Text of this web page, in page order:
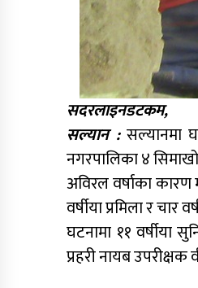
सदरलाइनडटकम,
सल्यान :सल्यानमा
नगरपालिका ४
अविरल वर्षाका कारण
वर्षीया प्रमिला र
घटनामा ११ वर्षीया
प्रहरी नायब उपरीक्षक